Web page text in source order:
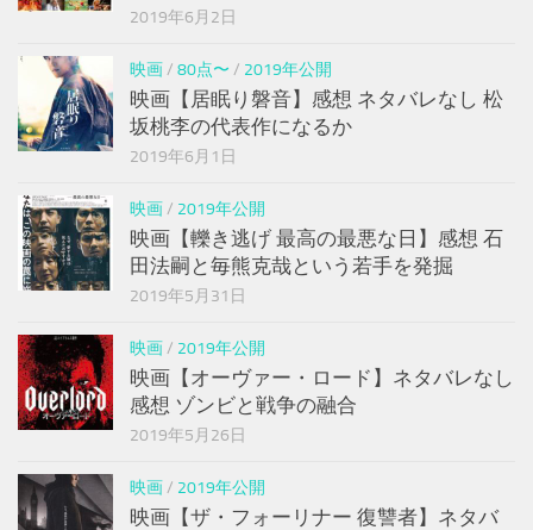
2019年6月2日
映画/ 80点〜 / 2019年公開
映画【居眠り磐音】感想 ネタバレなし 松
坂桃李の代表作になるか
2019年6月1日
映画/ 2019年公開
映画【轢き逃げ 最高の最悪な日】感想 石
田法嗣と毎熊克哉という若手を発掘
2019年5月31日
映画/ 2019年公開
映画【オーヴァー・ロード】ネタバレなし
感想 ゾンビと戦争の融合
2019年5月26日
映画/ 2019年公開
映画【ザ・フォーリナー 復讐者】ネタバ